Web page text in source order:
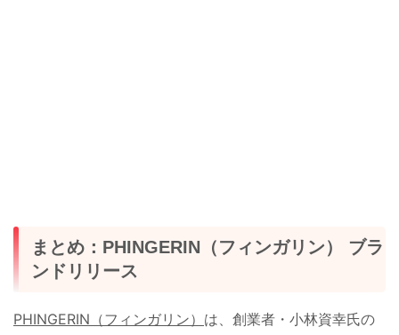
まとめ：PHINGERIN（フィンガリン） ブラ
ンドリリース
PHINGERIN（フィンガリン） は、創業者・小林資幸氏の